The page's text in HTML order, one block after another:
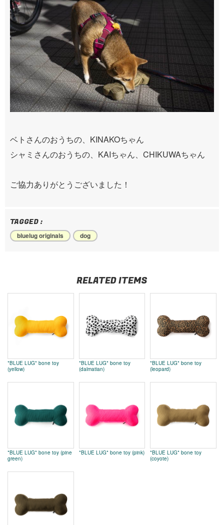
ベトさんのおうちの、KINAKOちゃん
シャミさんのおうちの、KAIちゃん、CHIKUWAちゃん
ご協力ありがとうございました！
TAGGED :
bluelug originals dog
RELATED ITEMS
*BLUE LUG* bone toy
(yellow)
*BLUE LUG* bone toy
(dalmatian)
*BLUE LUG* bone toy
(leopard)
*BLUE LUG* bone toy (pine
green)
*BLUE LUG* bone toy (pink)
*BLUE LUG* bone toy
(coyote)